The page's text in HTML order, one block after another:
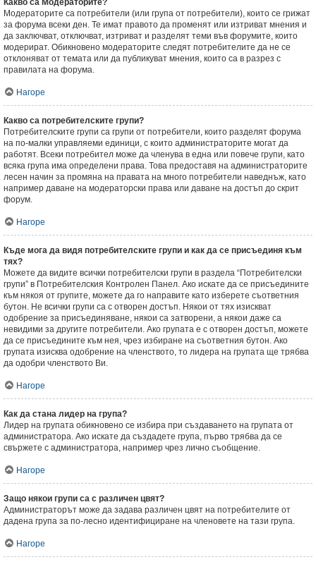
Какво са Модераторите?
Модераторите са потребители (или група от потребители), които се грижат
за форума всеки ден. Те имат правото да променят или изтриват мнения и
да заключват, отключват, изтриват и разделят теми във форумите, които
модерират. Обикновено модераторите следят потребителите да не се
отклоняват от темата или да публикуват мнения, които са в разрез с
правилата на форума.
Нагоре
Какво са потребителските групи?
Потребителските групи са групи от потребители, които разделят форума
на по-малки управляеми единици, с които администраторите могат да
работят. Всеки потребител може да членува в една или повече групи, като
всяка група има определени права. Това предоставя на администраторите
лесен начин за промяна на правата на много потребители наведнъж, като
например даване на модераторски права или даване на достъп до скрит
форум.
Нагоре
Къде мога да видя потребителските групи и как да се присъединя към
тях?
Можете да видите всички потребителски групи в раздела “Потребителски
групи” в Потребителския Контролен Панел. Ако искате да се присъедините
към някоя от групите, можете да го направите като изберете съответния
бутон. Не всички групи са с отворен достъп. Някои от тях изискват
одобрение за присъединяване, някои са затворени, а някои даже са
невидими за другите потребители. Ако групата е с отворен достъп, можете
да се присъедините към нея, чрез избиране на съответния бутон. Ако
групата изисква одобрение на членството, то лидера на групата ще трябва
да одобри членството Ви.
Нагоре
Как да стана лидер на група?
Лидер на групата обикновено се избира при създаването на групата от
администратора. Ако искате да създадете група, първо трябва да се
свържете с администратора, например чрез лично съобщение.
Нагоре
Защо някои групи са с различен цвят?
Администраторът може да задава различен цвят на потребителите от
дадена група за по-лесно идентифициране на членовете на тази група.
Нагоре